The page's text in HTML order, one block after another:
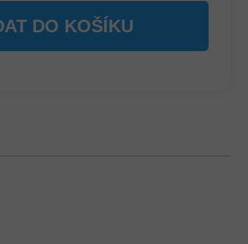
DO KOŠÍKU